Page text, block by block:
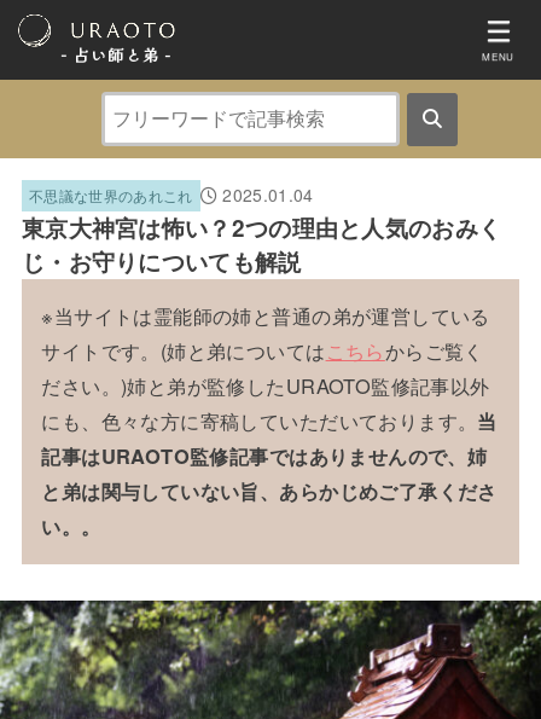
- 占い師と弟 ‐ MENU
不思議な世界のあれこれ 2025.01.04
東京大神宮は怖い？2つの理由と人気のおみく
じ・お守りについても解説
※当サイトは霊能師の姉と普通の弟が運営している
サイトです。(姉と弟についてはこちらからご覧く
ださい。)姉と弟が監修したURAOTO監修記事以外
にも、色々な方に寄稿していただいております。 当
記事はURAOTO監修記事ではありませんので、姉
と弟は関与していない旨、あらかじめご了承くださ
い。。